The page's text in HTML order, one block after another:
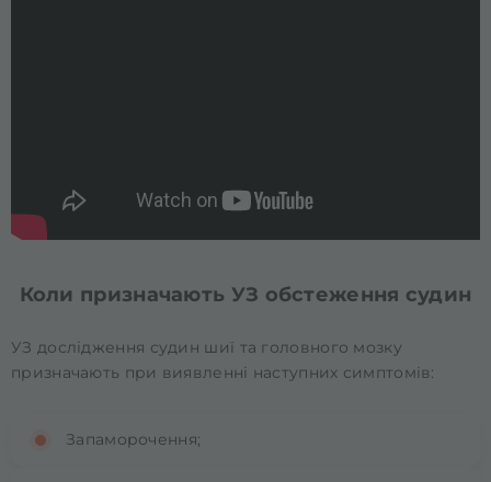
Коли призначають УЗ обстеження судин
УЗ дослідження судин шиї та головного мозку
призначають при виявленні наступних симптомів:
Запаморочення;